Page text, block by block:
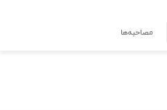
مصاحبه‌ها